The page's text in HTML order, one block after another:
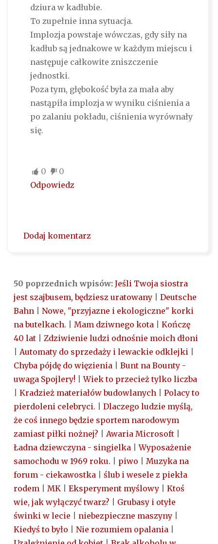
dziura w kadłubie.
To zupełnie inna sytuacja.
Implozja powstaje wówczas, gdy siły na
kadłub są jednakowe w każdym miejscu i
następuje całkowite zniszczenie
jednostki.
Poza tym, głębokość była za mała aby
nastąpiła implozja w wyniku ciśnienia a
po zalaniu pokładu, ciśnienia wyrównały
się.
0
0
Odpowiedz
Dodaj komentarz
50 poprzednich wpisów: Jeśli Twoja siostra
jest szajbusem, będziesz uratowany
Deutsche
Bahn
Nowe, "przyjazne i ekologiczne" korki
na butelkach.
Mam dziwnego kota
Kończę
40 lat
Zdziwienie ludzi odnośnie moich dłoni
Automaty do sprzedaży i lewackie odklejki
Chyba pójdę do więzienia
Bunt na Bounty -
uwaga Spojlery! |Wiek to przecież tylko liczba
Kradzież materiałów budowlanych
Polacy to
pierdoleni celebryci.
Dlaczego ludzie myślą,
że coś innego będzie sportem narodowym
zamiast piłki nożnej?
Awaria Microsoft
Ładna dziewczyna - singielka |Wyposażenie
samochodu w 1969 roku.
piwo
Muzyka na
forum - ciekawostka
ślub i wesele z piekła
rodem
MK Eksperyment myślowy
Ktoś
wie, jak wyłączyć twarz?
Grubasy i otyłe
świnki w lecie
niebezpieczne maszyny
Kiedyś to było
Nie rozumiem opalania